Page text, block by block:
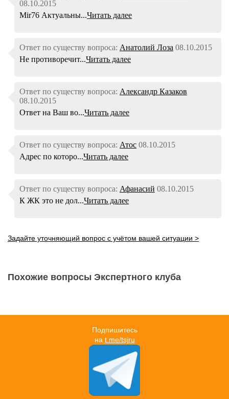
08.10.2015
Mir76 Актуальны...Читать далее
Ответ по существу вопроса: Анатолий Лоза 08.10.2015
Не противоречит...Читать далее
Ответ по существу вопроса: Александр Казаков
08.10.2015
Ответ на Ваш во...Читать далее
Ответ по существу вопроса: Атос 08.10.2015
Адрес по которо...Читать далее
Ответ по существу вопроса: Афанасий 08.10.2015
К ЖК это не дол...Читать далее
Задайте уточняющий вопрос с учётом вашей ситуации >
Похожие вопросы Экспертного клуба
Подпишитесь
на t.me/tsjru